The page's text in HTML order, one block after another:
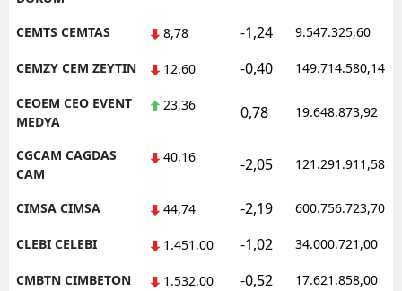
CEMTS CEMTAS 8,78 -1,24 9.547.325,60
CEMZY CEM ZEYTIN 12,60 -0,40 149.714.580,14
CEOEM CEO EVENT
MEDYA
23,36 0,78 19.648.873,92
CGCAM CAGDAS
CAM
40,16 -2,05 121.291.911,58
CIMSA CIMSA 44,74 -2,19 600.756.723,70
CLEBI CELEBI 1.451,00 -1,02 34.000.721,00
CMBTN CIMBETON 1.532,00 -0,52 17.621.858,00